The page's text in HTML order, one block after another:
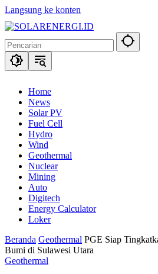
Langsung ke konten
Home
News
Solar PV
Fuel Cell
Hydro
Wind
Geothermal
Nuclear
Mining
Auto
Digitech
Energy Calculator
Loker
Beranda Geothermal PGE Siap
Bumi di Sulawesi Utara
Geothermal